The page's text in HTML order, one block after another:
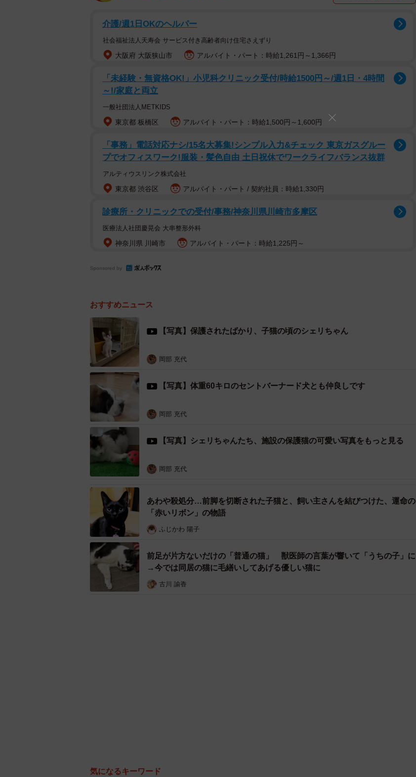
介護/週1日OKのヘルパー
社会福祉法人天寿会 サービス付き高齢者向け住宅さえずり
大阪府 大阪狭山市 アルバイト・パート：時給1,261円～1,366円
「未経験・無資格OK!」小児科クリニック受付/時給1500円～/週1日・4時間
～!/家庭と両立
一般社団法人METKIDS
東京都 板橋区 アルバイト・パート：時給1,500円～1,600円
「事務」電話対応ナシ/15名大募集!シンプル入力&チェック 東京ガスグルー
プでオフィスワーク!服装・髪色自由 土日祝休でワークライフバランス抜群
アルティウスリンク株式会社
東京都 渋谷区 アルバイト・パート / 契約社員：時給1,330円
診療所・クリニックでの受付/事務/神奈川県川崎市多摩区
医療法人社団慶晃会 大串整形外科
神奈川県 川崎市 アルバイト・パート：時給1,225円～
Sponsored by
おすすめニュース
【写真】保護されたばかり、子猫の頃のシェリちゃん
岡部 充代
【写真】体重60キロのセントバーナード犬とも仲良しです
岡部 充代
【写真】シェリちゃんたち、施設の保護猫の可愛い写真をもっと見る
岡部 充代
あわや殺処分…前脚を切断された子猫と、飼い主さんを結びつけた、運命の
「赤いリボン」の物語
ふじかわ 陽子
前足が片方ないだけの「普通の猫」 獣医師の言葉が響いて「うちの子」に
→今では同居の猫に毛繕いしてあげる優しい猫に
古川 諭香
気になるキーワード